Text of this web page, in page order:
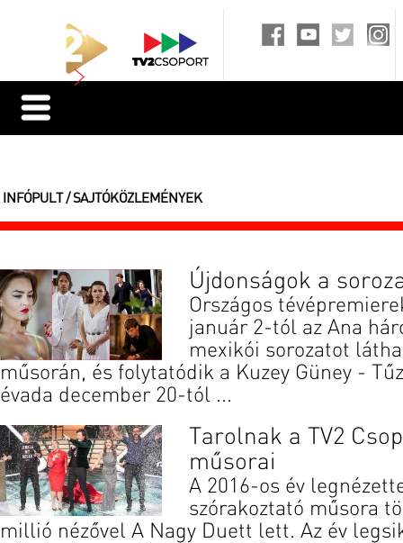
INFÓPULT / SAJTÓKÖZLEMÉNYEK
Újdonságok a
Országos
január 2-tól az Ana
mexikói sorozatot
műsorán, és folytatódik a Kuzey Güney -
évada december 20-tól ...
Tarolnak a TV2
műsorai
A 2016-os év
szórakoztató műsora
millió nézővel A Nagy Duett lett. Az év